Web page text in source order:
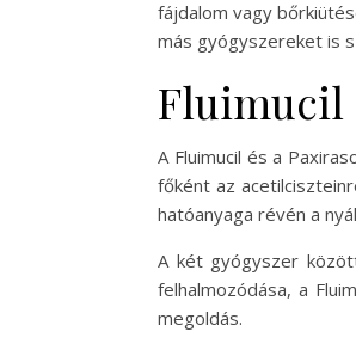
fájdalom vagy
más gyógyszereket is
Fluimucil
A Fluimucil és a
főként az
hatóanyaga révén a
A két gyógyszer
felhalmozódása, a
megoldás.